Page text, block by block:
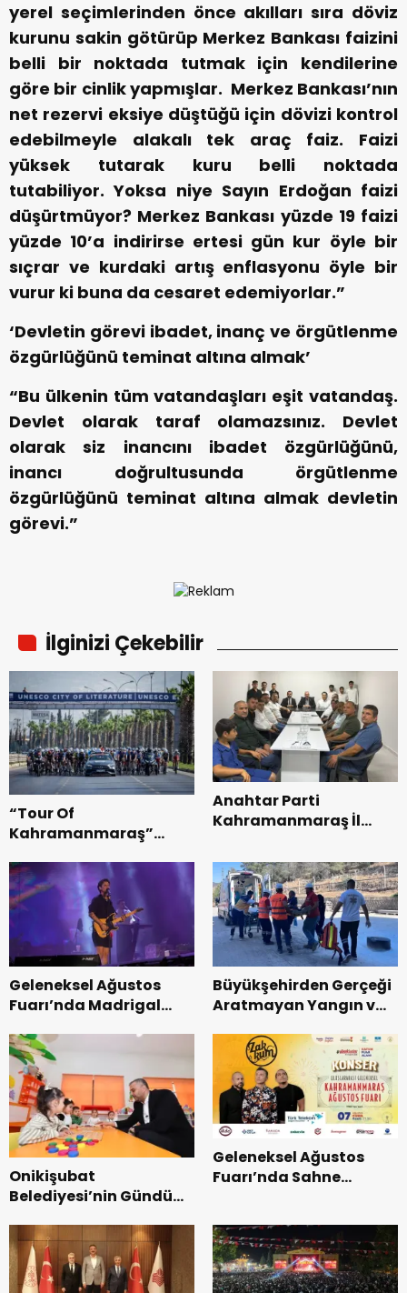
yerel seçimlerinden önce akılları sıra döviz
kurunu sakin götürüp Merkez Bankası faizini
belli bir noktada tutmak için kendilerine
göre bir cinlik yapmışlar. Merkez Bankası’nın
net rezervi eksiye düştüğü için dövizi kontrol
edebilmeyle alakalı tek araç faiz. Faizi
yüksek tutarak kuru belli noktada
tutabiliyor. Yoksa niye Sayın Erdoğan faizi
düşürtmüyor? Merkez Bankası yüzde 19 faizi
yüzde 10’a indirirse ertesi gün kur öyle bir
sıçrar ve kurdaki artış enflasyonu öyle bir
vurur ki buna da cesaret edemiyorlar.”
‘Devletin görevi ibadet, inanç ve örgütlenme
özgürlüğünü teminat altına almak’
“Bu ülkenin tüm vatandaşları eşit vatandaş.
Devlet olarak taraf olamazsınız. Devlet
olarak siz inancını ibadet özgürlüğünü,
inancı doğrultusunda örgütlenme
özgürlüğünü teminat altına almak devletin
görevi.”
İlginizi Çekebilir
“Tour Of
Kahramanmaraş”
Bisikleti Turnuvası
Tamamlandı.
Anahtar Parti
Kahramanmaraş İl
Teşkilatı ile buluştu.
Geleneksel Ağustos
Fuarı’nda Madrigal
Büyükşehirden Gerçeği
Aratmayan Yangın ve
Onikişubat
Belediyesi’nin Gündüz
dönemin ön kayıtları
başladı.
Geleneksel Ağustos
Fuarı’nda Sahne